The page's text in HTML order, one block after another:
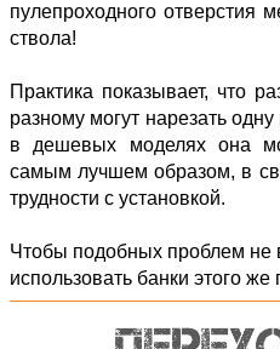
пулепроходного отверстия
ствола!
Практика показывает, что
разному могут нарезать
в дешевых моделях она
самым лучшем образом, в
трудности с установкой.
Чтобы подобных проблем не
использовать банки этого